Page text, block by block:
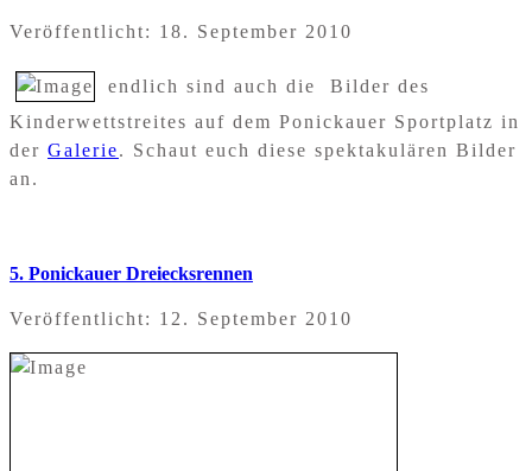
Veröffentlicht: 18. September 2010
endlich sind auch die Bilder des
Kinderwettstreites auf dem Ponickauer Sportplatz in
der Galerie. Schaut euch diese spektakulären Bilder
an.
5. Ponickauer Dreiecksrennen
Veröffentlicht: 12. September 2010